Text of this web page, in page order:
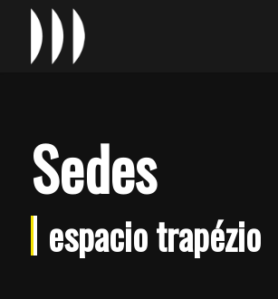
Sedes
espacio trapézio